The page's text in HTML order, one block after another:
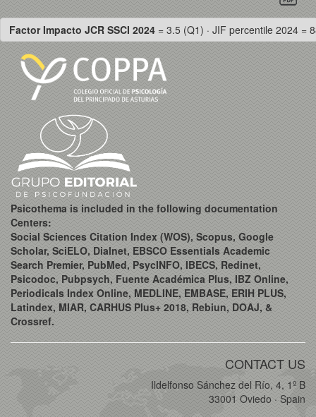
Factor Impacto JCR SSCI 2024 = 3.5 (Q1) · JIF percentile 2024 =
Psicothema is included in the following documentation
Centers:
Social Sciences Citation Index (WOS), Scopus, Google
Scholar, SciELO, Dialnet, EBSCO Essentials Academic
Search Premier, PubMed, PsycINFO, IBECS, Redinet,
Psicodoc, Pubpsych, Fuente Académica Plus, IBZ Online,
Periodicals Index Online, MEDLINE, EMBASE, ERIH PLUS,
Latindex, MIAR, CARHUS Plus+ 2018, Rebiun, DOAJ, &
Crossref.
CONTACT US
Ildelfonso Sánchez del Río, 4, 1º B
33001 Oviedo · Spain